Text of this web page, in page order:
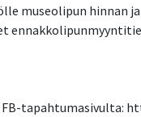
museolipun hinnan
tapahtumasivulta: